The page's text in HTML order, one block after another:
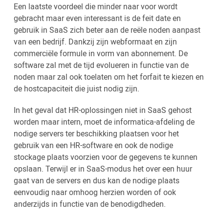
Een laatste voordeel die minder naar voor wordt
gebracht maar even interessant is de feit date en
gebruik in SaaS zich beter aan de reële noden aanpast
van een bedrijf. Dankzij zijn webformaat en zijn
commerciële formule in vorm van abonnement. De
software zal met de tijd evolueren in functie van de
noden maar zal ook toelaten om het forfait te kiezen en
de hostcapaciteit die juist nodig zijn.
In het geval dat HR-oplossingen niet in SaaS gehost
worden maar intern, moet de informatica-afdeling de
nodige servers ter beschikking plaatsen voor het
gebruik van een HR-software en ook de nodige
stockage plaats voorzien voor de gegevens te kunnen
opslaan. Terwijl er in SaaS-modus het over een huur
gaat van de servers en dus kan de nodige plaats
eenvoudig naar omhoog herzien worden of ook
anderzijds in functie van de benodigdheden.